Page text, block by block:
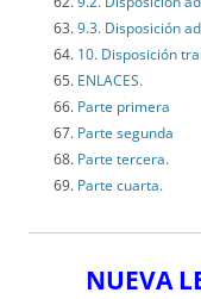
9.3. Disposición
10. Disposición
ENLACES.
Parte primera
Parte segunda
Parte tercera.
Parte cuarta.
NUEVA